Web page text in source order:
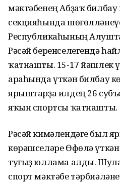
мәктәбенең Абҙаҡ
секцияһында
Республикаһының
Рәсәй беренселегендә
ҡатнашты. 15-17 йәшлек
араһында үткән билбау
ярыштарҙа илдең 26
яҡын спортсы ҡатнашты.
Рәсәй кимәлендәге был
көрәшселәре Өфөлә
туғыҙ юллама алды.
спорт мәктәбе